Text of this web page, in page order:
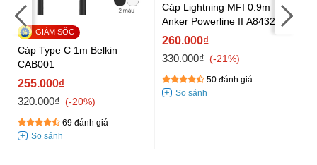
Cáp Type C 1m Belkin
CAB001
255.000₫
320.000₫
-20%
69 đánh giá
Cáp Lightning MFI 0.9m
Anker Powerline II A8432
260.000₫
330.000₫
-21%
50 đánh giá